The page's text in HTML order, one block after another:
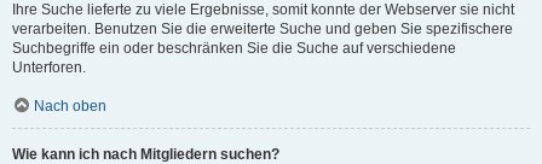
Ihre Suche lieferte zu viele Ergebnisse, somit konnte der Webserver sie nicht
verarbeiten. Benutzen Sie die erweiterte Suche und geben Sie spezifischere
Suchbegriffe ein oder beschränken Sie die Suche auf verschiedene
Unterforen.
Nach oben
Wie kann ich nach Mitgliedern suchen?